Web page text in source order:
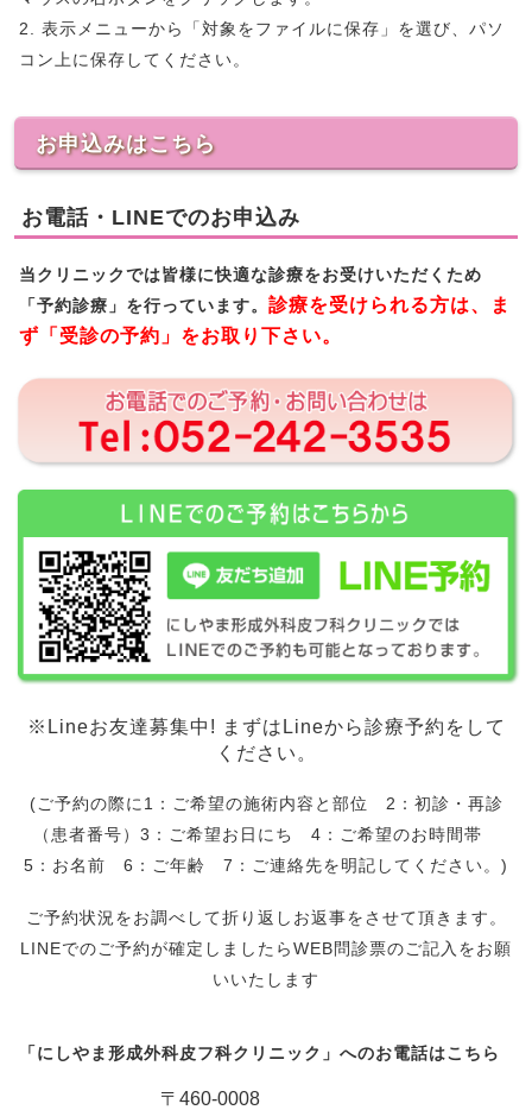
2. 表示メニューから「対象をファイルに保存」を選び、パソ
コン上に保存してください。
お申込みはこちら
お電話・LINEでのお申込み
当クリニックでは皆様に快適な診療をお受けいただくため
「予約診療」を行っています。 診療を受けられる方は、ま
ず「受診の予約」をお取り下さい。
※Lineお友達募集中! まずはLineから診療予約をして
ください。
(ご予約の際に1：ご希望の施術内容と部位 2：初診・再診
（患者番号）3：ご希望お日にち 4：ご希望のお時間帯
5：お名前 6：ご年齢 7：ご連絡先を明記してください。)
ご予約状況をお調べして折り返しお返事をさせて頂きます。
LINEでのご予約が確定しましたらWEB問診票のご記入をお願
いいたします
「にしやま形成外科皮フ科クリニック」へのお電話はこちら
〒460-0008